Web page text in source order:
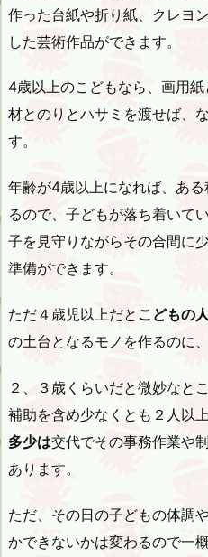
作った台紙や折り紙、クレヨ
した芸術作品ができます。
4歳以上のこどもなら、画用
材とのりとハサミを渡せば、
す。
年齢が4歳以上になれば、あ
るので、子どもが落ち着いて
子を見守りながらその合間に
準備ができます。
ただ４歳児以上だと こどもの
の土台となるモノを作るのに、
２、３歳くらいだと微妙なと
補助を含め少なくとも２人以
多少は交代でその事務作業や
あります。
ただ、その日の子どもの体調
かできないかは変わるので一